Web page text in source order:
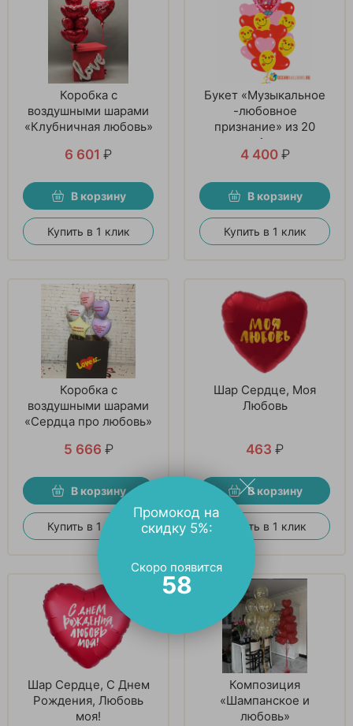
Коробка с
воздушными шарами
«Клубничная любовь»
6 601 ₽
В корзину
Купить в 1 клик
Букет «Музыкальное
-любовное
признание» из 20
шаров и 1 поющего
шара
4 400 ₽
В корзину
Купить в 1 клик
Коробка с
воздушными шарами
«Сердца про любовь»
5 666 ₽
В корзину
Купить в 1 клик
Шар Сердце, Моя
Любовь
463 ₽
В корзину
Купить в 1 клик
Шар Сердце, С Днем
Рождения, Любовь
моя!
Композиция
«Шампанское и
любовь»
Промокод на
скидку 5%:
Скоро появится
57